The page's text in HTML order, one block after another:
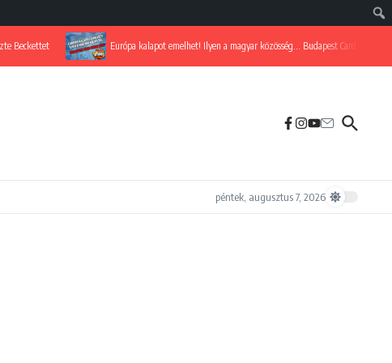
Európa kalapot emelhet! Ilyen a magyar közösség… Budapest Card Show 2025
péntek, augusztus 7, 2026